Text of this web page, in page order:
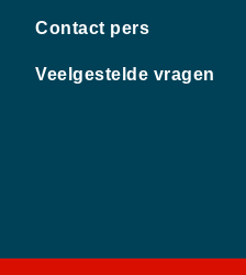
Contact pers
Veelgestelde vragen